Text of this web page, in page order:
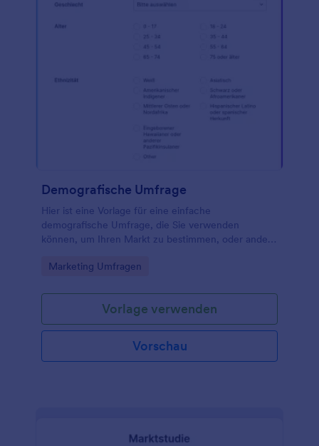
Demografische Umfrage
Hier ist eine Vorlage für eine einfache
demografische Umfrage, die Sie verwenden
können, um Ihren Markt zu bestimmen, oder andere
Umfrage für Forschung können Sie das Geschlecht,
Interessen von den Beantwortenden erfahren.
Verwenden Sie diese Vorlage, um Ihre
demografische Umfrage jetzt zu starten! Oder Sie
erstellen Ihre eigene Online-Umfrage von Grund
Go to Category:
Marketing Umfragen
Vorlage verwenden
Vorschau